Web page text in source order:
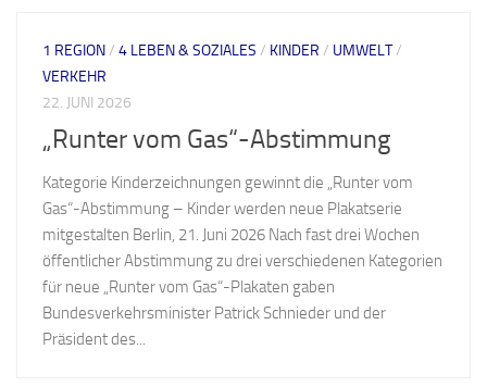
1 REGION/ 4 LEBEN & SOZIALES / KINDER / UMWELT/
VERKEHR
22. JUNI 2026
„Runter vom Gas“-Abstimmung
Kategorie Kinderzeichnungen gewinnt die „Runter vom
Gas“-Abstimmung – Kinder werden neue Plakatserie
mitgestalten Berlin, 21. Juni 2026 Nach fast drei Wochen
öffentlicher Abstimmung zu drei verschiedenen Kategorien
für neue „Runter vom Gas“-Plakaten gaben
Bundesverkehrsminister Patrick Schnieder und der
Präsident des...